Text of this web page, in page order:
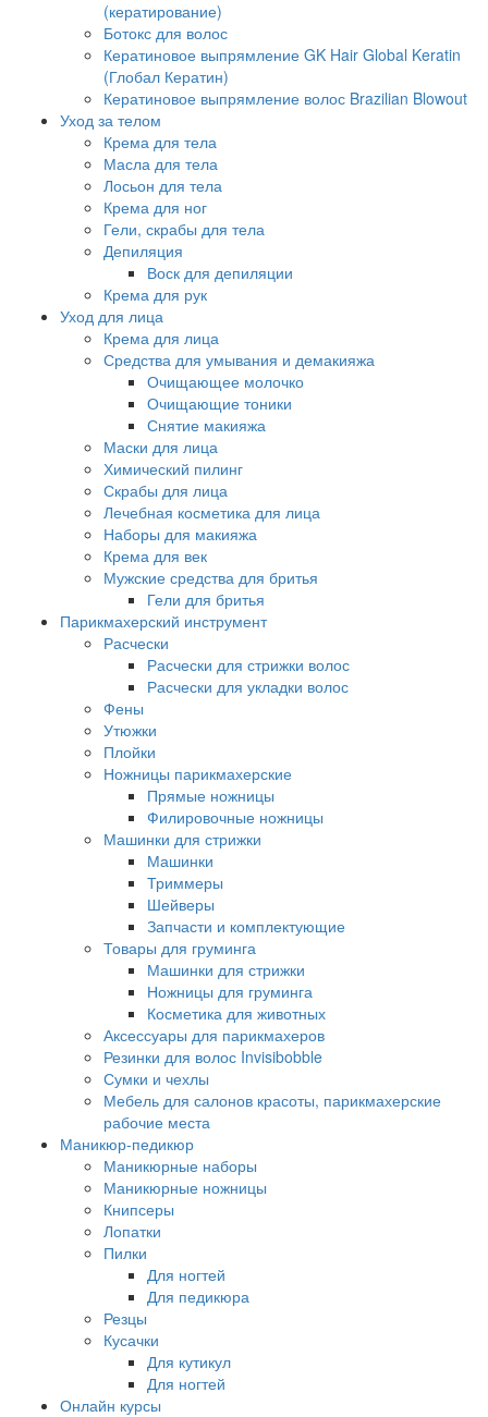
(кератирование)
Ботокс для волос
Кератиновое выпрямление GK Hair Global Keratin
(Глобал Кератин)
Кератиновое выпрямление волос Brazilian Blowout
Уход за телом
Крема для тела
Масла для тела
Лосьон для тела
Крема для ног
Гели, скрабы для тела
Депиляция
Воск для депиляции
Крема для рук
Уход для лица
Крема для лица
Средства для умывания и демакияжа
Очищающее молочко
Очищающие тоники
Снятие макияжа
Маски для лица
Химический пилинг
Скрабы для лица
Лечебная косметика для лица
Наборы для макияжа
Крема для век
Мужские средства для бритья
Гели для бритья
Парикмахерский инструмент
Расчески
Расчески для стрижки волос
Расчески для укладки волос
Фены
Утюжки
Плойки
Ножницы парикмахерские
Прямые ножницы
Филировочные ножницы
Машинки для стрижки
Машинки
Триммеры
Шейверы
Запчасти и комплектующие
Товары для груминга
Машинки для стрижки
Ножницы для груминга
Косметика для животных
Аксессуары для парикмахеров
Резинки для волос Invisibobble
Сумки и чехлы
Мебель для салонов красоты, парикмахерские
рабочие места
Маникюр-педикюр
Маникюрные наборы
Маникюрные ножницы
Книпсеры
Лопатки
Пилки
Для ногтей
Для педикюра
Резцы
Кусачки
Для кутикул
Для ногтей
Онлайн курсы